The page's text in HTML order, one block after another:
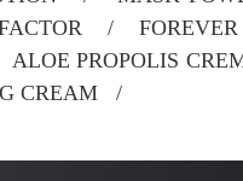
/
PROPOLIS
CREAM /